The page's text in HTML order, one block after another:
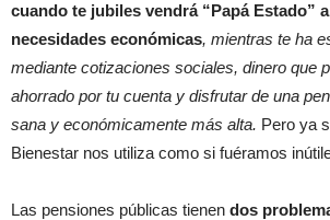
cuando te jubiles vendrá “Papá Estado”
necesidades económicas, mientras te ha
mediante cotizaciones sociales, dinero que
ahorrado por tu cuenta y disfrutar de una
sana y económicamente más alta. Pero ya
Bienestar nos utiliza como si fuéramos
Las pensiones públicas tienen dos